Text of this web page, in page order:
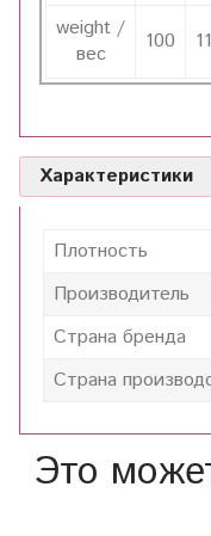
weight /
вес
100
Характеристики
Плотность
Производитель
Страна бренда
Страна
Это